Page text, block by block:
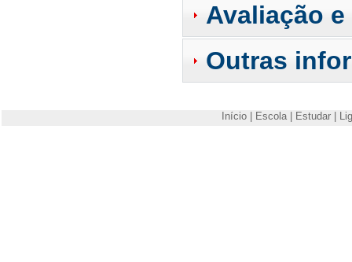
Avaliação
Outras
Início Escola Estudar